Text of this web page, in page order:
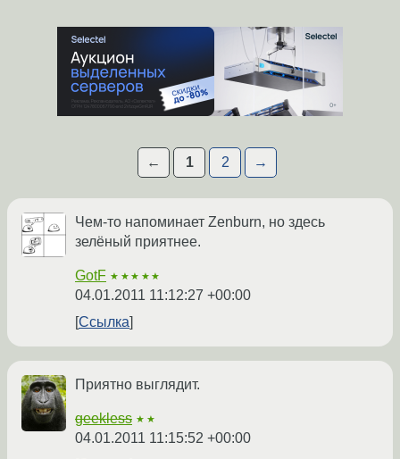
← 1 2 →
Чем-то напоминает Zenburn, но здесь
зелёный приятнее.
GotF ★★★★★
04.01.2011 11:12:27 +00:00
Ссылка
Приятно выглядит.
geekless ★★
04.01.2011 11:15:52 +00:00